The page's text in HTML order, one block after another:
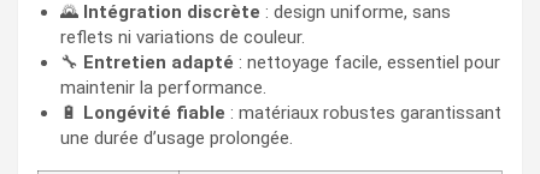
🌄 Intégration discrète : design uniforme, sans
reflets ni variations de couleur.
🔧 Entretien adapté : nettoyage facile, essentiel pour
maintenir la performance.
🔋 Longévité fiable : matériaux robustes garantissant
une durée d’usage prolongée.